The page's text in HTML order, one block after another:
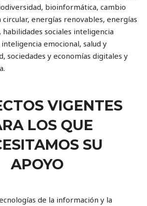
bioinformática, cambio
energías renovables, energías
sociales inteligencia
emocional, salud y
sociedades y economías digitales y
VIGENTES
LOS QUE
SU
APOYO
de la información y la